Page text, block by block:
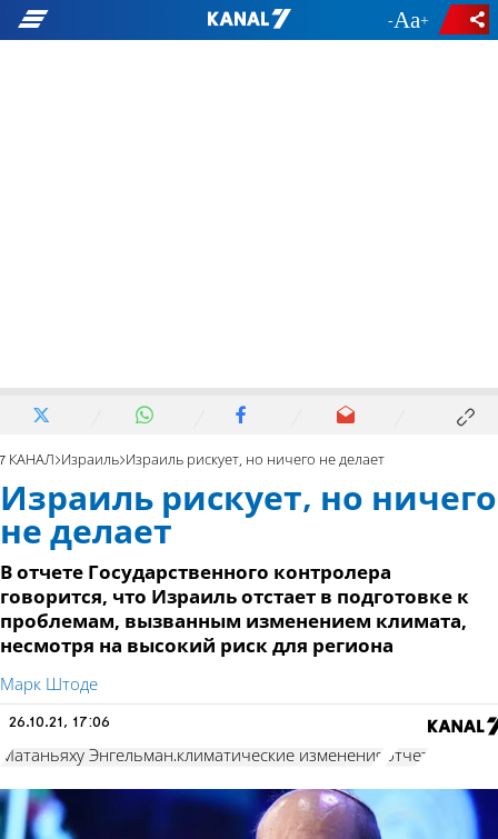
- +
7 КАНАЛ Израиль Израиль рискует, но ничего не делает
Израиль рискует, но ничего
не делает
В отчете Государственного контролера
говорится, что Израиль отстает в подготовке к
проблемам, вызванным изменением климата,
несмотря на высокий риск для региона
Марк Штоде
26.10.21, 17:06
Матаньяху Энгельман.климатические изменения отчет